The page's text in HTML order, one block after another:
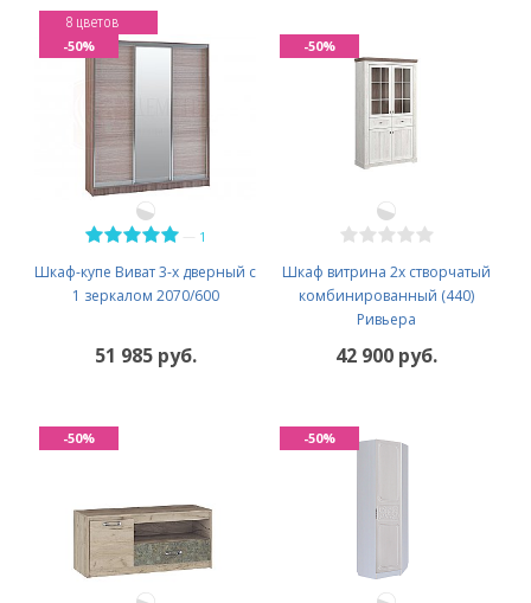
1
Шкаф-купе Виват 3-х дверный с
1 зеркалом 2070/600
8 цветов
51 985 руб.
-50%
Шкаф витрина 2х створчатый
комбинированный (440)
Ривьера
42 900 руб.
-50%
-50% -50%